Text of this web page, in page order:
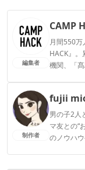
編集者
CAMP
月間550
HACK』
機関、「
CAMP
制作者
fujii
男の子2人
マ友との“
のノウハ